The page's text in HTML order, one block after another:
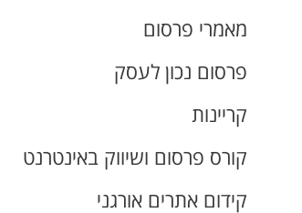
מאמרי פרסום
פרסום נכון לעסק
קריינות
קורס פרסום ושיווק באינטרנט
קידום אתרים אורגני